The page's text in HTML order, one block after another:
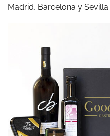
Madrid, Barcelona y Sevilla.